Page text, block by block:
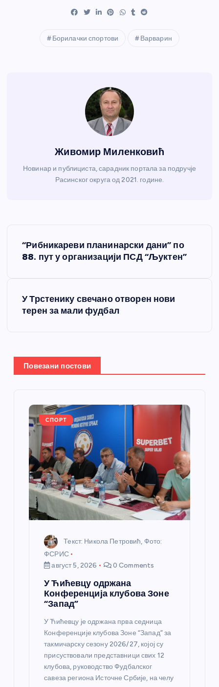
Борилачки спортови Варварин
Живомир Миленковић
Новинар и публициста, сарадник портала за подручје
Расинског округа од 2021. године.
њ
е
“Рибникареви планинарски дани” по
88. пут у организацији ПСД “Љуктен”
У Трстенику свечано отворен нови
терен за мали фудбал
Повезани постови
СПОРТ
Текст: Никола Петровић, Фото:
ФСРИС
август 5, 2026
0 Comments
У Ћићевцу одржана
Конференција клубова Зоне
“Запад”
У Ћићевцу је одржана прва седница
Конференције клубова Зоне “Запад” за
такмичарску сезону 2026/27, којој су
присуствовали представници свих 12
клубова, руководство Фудбалског
савеза региона Источне Србије, на челу